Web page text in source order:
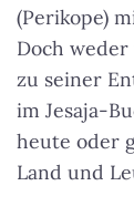
(Perikope)
Doch weder
zu seiner
im Jesaja-
heute oder
Land und